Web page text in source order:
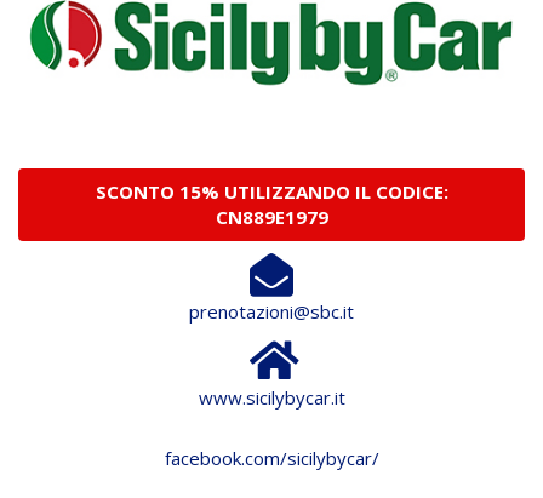
SCONTO 15% UTILIZZANDO IL CODICE:
CN889E1979
prenotazioni@sbc.it
www.sicilybycar.it
facebook.com/sicilybycar/